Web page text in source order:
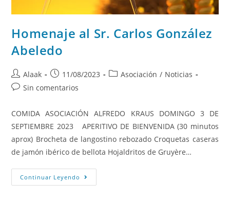
Homenaje al Sr. Carlos González
Abeledo
Alaak 11/08/2023 Asociación / Noticias
Sin comentarios
COMIDA ASOCIACIÓN ALFREDO KRAUS DOMINGO 3 DE
SEPTIEMBRE 2023 APERITIVO DE BIENVENIDA (30 minutos
aprox) Brocheta de langostino rebozado Croquetas caseras
de jamón ibérico de bellota Hojaldritos de Gruyère…
Continuar Leyendo